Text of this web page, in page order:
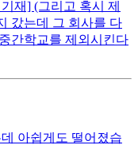
재] (그리고 혹시 제
갔는데 그 회사를 다
간학교를 제외시킨다
아쉽게도 떨어졌습